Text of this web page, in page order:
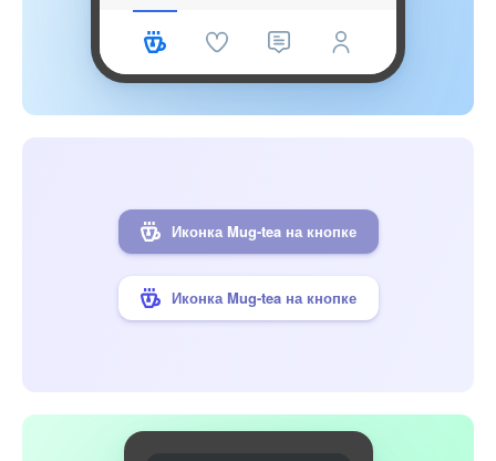
Иконка Mug-tea на кнопке
Иконка Mug-tea на кнопке